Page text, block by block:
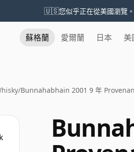
🇺🇸您似乎正在從美國瀏覽。
蘇格蘭 愛爾蘭 日本 美
/Bunnahabhain 2001 9 年